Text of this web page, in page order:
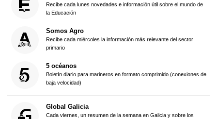
Recibe cada lunes novedades e información útil sobre el mundo de
la Educación
Somos Agro
Recibe cada miércoles la información más relevante del sector
primario
5 océanos
Boletín diario para marineros en formato comprimido (conexiones de
baja velocidad)
Global Galicia
Cada viernes, un resumen de la semana en Galicia y sobre los